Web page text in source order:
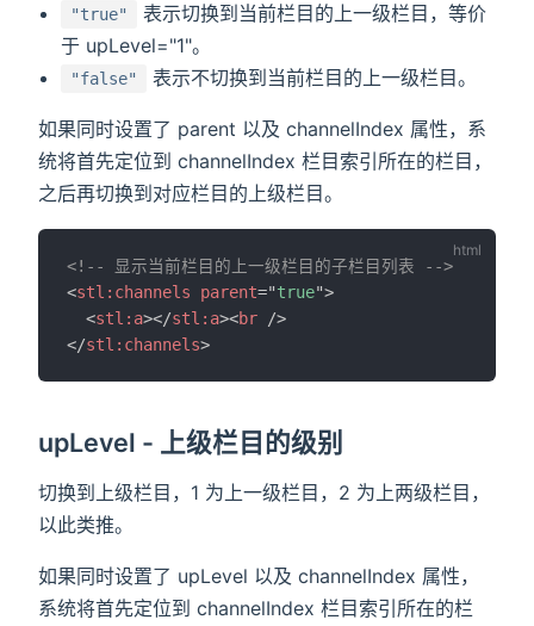
"true"
表示切换到当前栏目的上一级栏目，等价
于 upLevel="1"。
"false" 表示不切换到当前栏目的上一级栏目。
如果同时设置了 parent 以及 channelIndex 属性，系
统将首先定位到 channelIndex 栏目索引所在的栏目，
之后再切换到对应栏目的上级栏目。
<!-- 显示当前栏目的上一级栏目的子栏目列表 -->
<stl: channels parent="true">
<stl: a></stl: a><br
/>
</stl: channels>
upLevel - 上级栏目的级别
切换到上级栏目，1 为上一级栏目，2 为上两级栏目，
以此类推。
如果同时设置了 upLevel 以及 channelIndex 属性，
系统将首先定位到 channelIndex 栏目索引所在的栏